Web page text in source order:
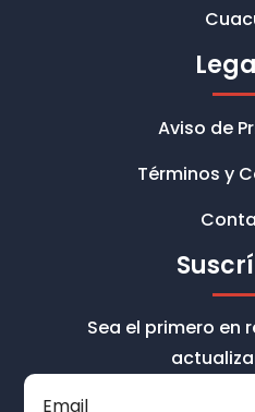
Aviso de
Términos y
Sea el primero en